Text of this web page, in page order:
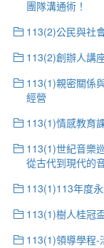
團隊溝通術！
113(2)公民與社
113(2)創辦人講
113(1)親密關係
經營
113(1)情感教育
113(1)世紀音樂
從古代到現代的
113(1)113年度
113(1)樹人桂冠
113(1)領導學程-